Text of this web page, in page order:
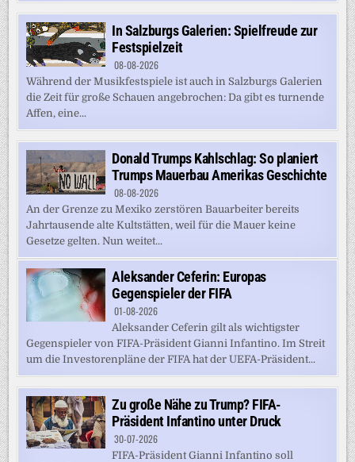
In Salzburgs Galerien: Spielfreude zur
Festspielzeit
08-08-2026
Während der Musikfestspiele ist auch in Salzburgs Galerien
die Zeit für große Schauen angebrochen: Da gibt es turnende
Affen, eine...
Donald Trumps Kahlschlag: So planiert
Trumps Mauerbau Amerikas Geschichte
08-08-2026
An der Grenze zu Mexiko zerstören Bauarbeiter bereits
Jahrtausende alte Kultstätten, weil für die Mauer keine
Gesetze gelten. Nun weitet...
Aleksander Ceferin: Europas
Gegenspieler der FIFA
01-08-2026
Aleksander Ceferin gilt als wichtigster
Gegenspieler von FIFA-Präsident Gianni Infantino. Im Streit
um die Investorenpläne der FIFA hat der UEFA-Präsident...
Zu große Nähe zu Trump? FIFA-
Präsident Infantino unter Druck
30-07-2026
FIFA-Präsident Gianni Infantino soll